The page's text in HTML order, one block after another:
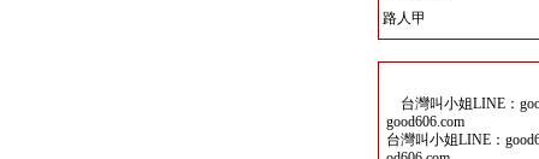
路人甲
台灣叫小姐LINE：
good606.com
台灣叫小姐LINE：